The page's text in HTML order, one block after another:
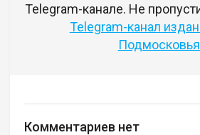
Telegram-канале. Не
Telegram-канал
Комментариев нет